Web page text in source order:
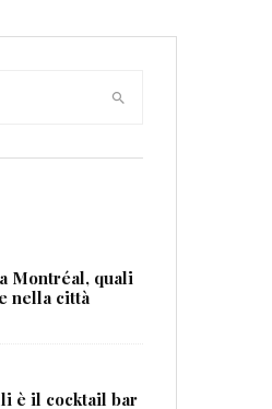
Montréal, quali
nella città
è il cocktail bar